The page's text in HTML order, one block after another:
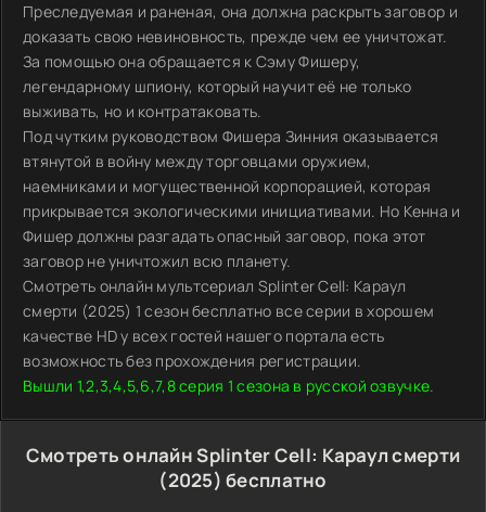
Преследуемая и раненая, она должна раскрыть заговор и
доказать свою невиновность, прежде чем ее уничтожат.
За помощью она обращается к Сэму Фишеру,
легендарному шпиону, который научит её не только
выживать, но и контратаковать.
Под чутким руководством Фишера Зинния оказывается
втянутой в войну между торговцами оружием,
наемниками и могущественной корпорацией, которая
прикрывается экологическими инициативами. Но Кенна и
Фишер должны разгадать опасный заговор, пока этот
заговор не уничтожил всю планету.
Смотреть онлайн мультсериал Splinter Cell: Караул
смерти (2025) 1 сезон бесплатно все серии в хорошем
качестве HD у всех гостей нашего портала есть
возможность без прохождения регистрации.
Вышли 1,2,3,4,5,6,7,8 серия 1 сезона в русской озвучке.
Смотреть онлайн Splinter Cell: Караул смерти
(2025) бесплатно